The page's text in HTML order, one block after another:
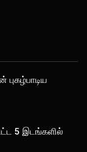
5 இடங்களில்